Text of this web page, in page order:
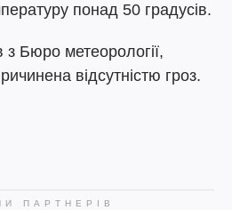
понад 50 градусів.
з Бюро метеорології,
відсутністю гроз.